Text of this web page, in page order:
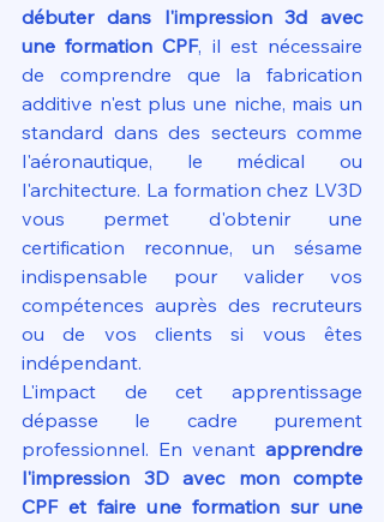
débuter dans l'impression 3d avec
une formation CPF, il est nécessaire
de comprendre que la fabrication
additive n'est plus une niche, mais un
standard dans des secteurs comme
l'aéronautique, le médical ou
l'architecture. La formation chez LV3D
vous permet d'obtenir une
certification reconnue, un sésame
indispensable pour valider vos
compétences auprès des recruteurs
ou de vos clients si vous êtes
indépendant.
L'impact de cet apprentissage
dépasse le cadre purement
professionnel. En venant apprendre
l'impression 3D avec mon compte
CPF et faire une formation sur une